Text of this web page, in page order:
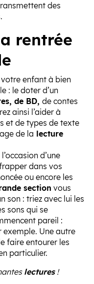
des
rentrée
enfant à bien
: le doter d’un
de BD, de contes
ainsi l’aider à
et de types de texte
de la lecture
d’une
dans vos
ou encore les
section vous
son : triez avec lui les
sons qui se
pareil :
exemple. Une autre
faire entourer les
particulier.
lectures!